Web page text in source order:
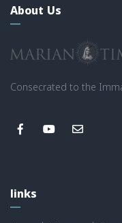
About Us
Consecrated to the
links